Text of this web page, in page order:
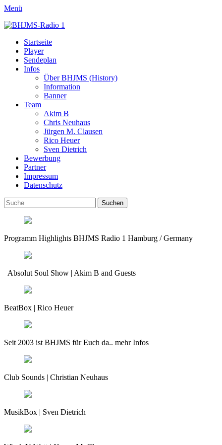
Menü
BHJMS-Radio 1
Primäres
Menü
Zum
Inhalt
springen
Startseite
Player
Sendeplan
Infos
Über BHJMS (History)
Information
Banner
Team
Akim B
Chris Neuhaus
Jürgen M. Clausen
Rico Heuer
Sven Dietrich
Bewerbung
Partner
Impressum
Datenschutz
Suchen
Suchen
nach:
Veröffentlicht
2017Von
Programm Highlights BHJMS Radio 1 Hamburg / Germany
Veröffentlicht
2017Von
Absolut Soul Show | Akim B and Guests
Veröffentlicht
2017Von
BeatBox | Rico Heuer
Veröffentlicht
2017 Von
Seit 2003 ist BHJMS für Euch da.. mehr Infos
Veröffentlicht
2017Von
Club Sounds | Christian Neuhaus
Veröffentlicht
MusikBox | Sven Dietrich